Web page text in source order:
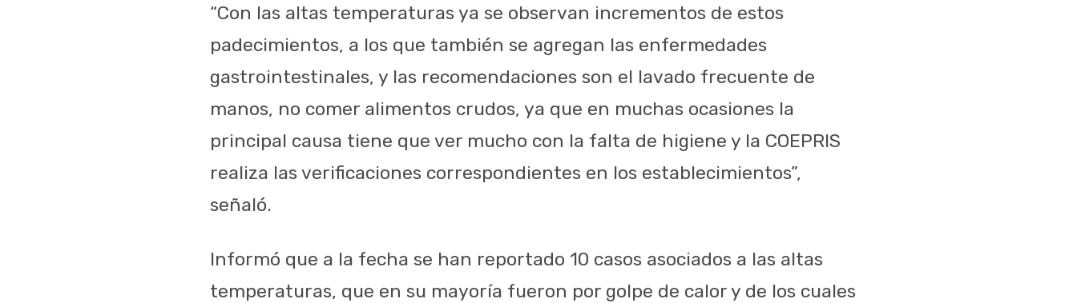
“Con las altas temperaturas ya se observan incrementos de estos
padecimientos, a los que también se agregan las enfermedades
gastrointestinales, y las recomendaciones son el lavado frecuente de
manos, no comer alimentos crudos, ya que en muchas ocasiones la
principal causa tiene que ver mucho con la falta de higiene y la COEPRIS
realiza las verificaciones correspondientes en los establecimientos”,
señaló.
Informó que a la fecha se han reportado 10 casos asociados a las altas
temperaturas, que en su mayoría fueron por golpe de calor y de los cuales